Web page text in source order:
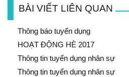
BÀI VIẾT LIÊN QUAN
Thông báo tuyển dụng
HOẠT ĐỘNG HÈ 2017
Thông tin tuyển dụng nhân sự
Thông tin tuyển dụng nhân sự